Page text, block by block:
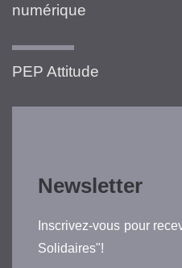
numérique
PEP Attitude
Newsletter
Inscrivez-vous pour
Solidaires"!